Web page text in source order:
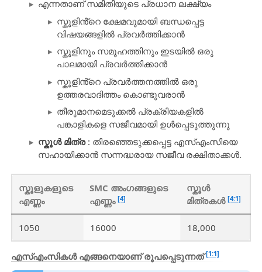
എന്നതാണ് സമിതിയുടെ പ്രധാന ലക്ഷ്യം
സ്കൂളിൻ്റെ ക്ഷേമവുമായി ബന്ധപ്പെട്ട
വിഷയങ്ങളിൽ പ്രവർത്തിക്കാൻ
സ്കൂളിനും സമൂഹത്തിനും ഇടയിൽ ഒരു
പാലമായി പ്രവർത്തിക്കാൻ
സ്കൂളിൻ്റെ പ്രവർത്തനത്തിൽ ഒരു
ഉത്തരവാദിത്തം കൊണ്ടുവരാൻ
തീരുമാനമെടുക്കൽ പ്രക്രിയകളിൽ
പങ്കാളികളെ സജീവമായി ഉൾപ്പെടുത്തുന്നു
സ്കൂൾ മിത്ര: തിരഞ്ഞെടുക്കപ്പെട്ട എസ്എംസിയെ
സഹായിക്കാൻ സന്നദ്ധരായ സജീവ രക്ഷിതാക്കൾ.
സ്കൂളുകളുടെ
എണ്ണം
SMC അംഗങ്ങളുടെ
എണ്ണം [4]
സ്കൂൾ
മിത്രകൾ [4:1]
1050 16000 18,000
എസ്എംസികൾ എങ്ങനെയാണ് രൂപപ്പെടുന്നത്[1:1]